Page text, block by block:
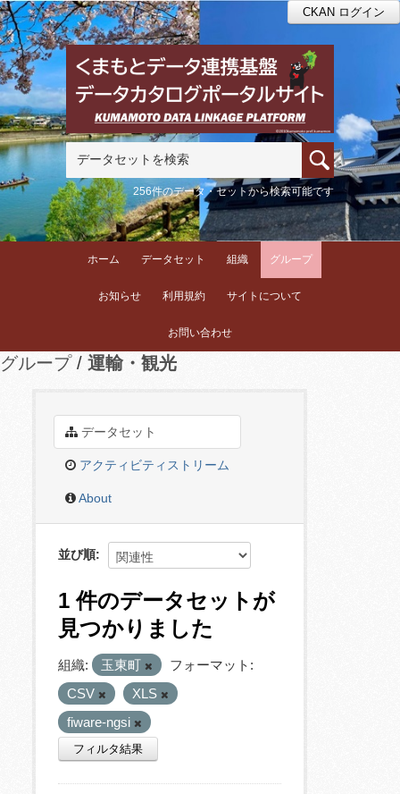
CKAN ログイン
256件のデータ・セットから検索可能です
ホーム データセット 組織 グループ
お知らせ 利用規約 サイトについて
お問い合わせ
グループ 運輸・観光
データセット
アクティビティストリーム
About
並び順
1 件のデータセットが
見つかりました
組織: 玉東町
フォーマット:
CSV
XLS
fiware-ngsi
フィルタ結果